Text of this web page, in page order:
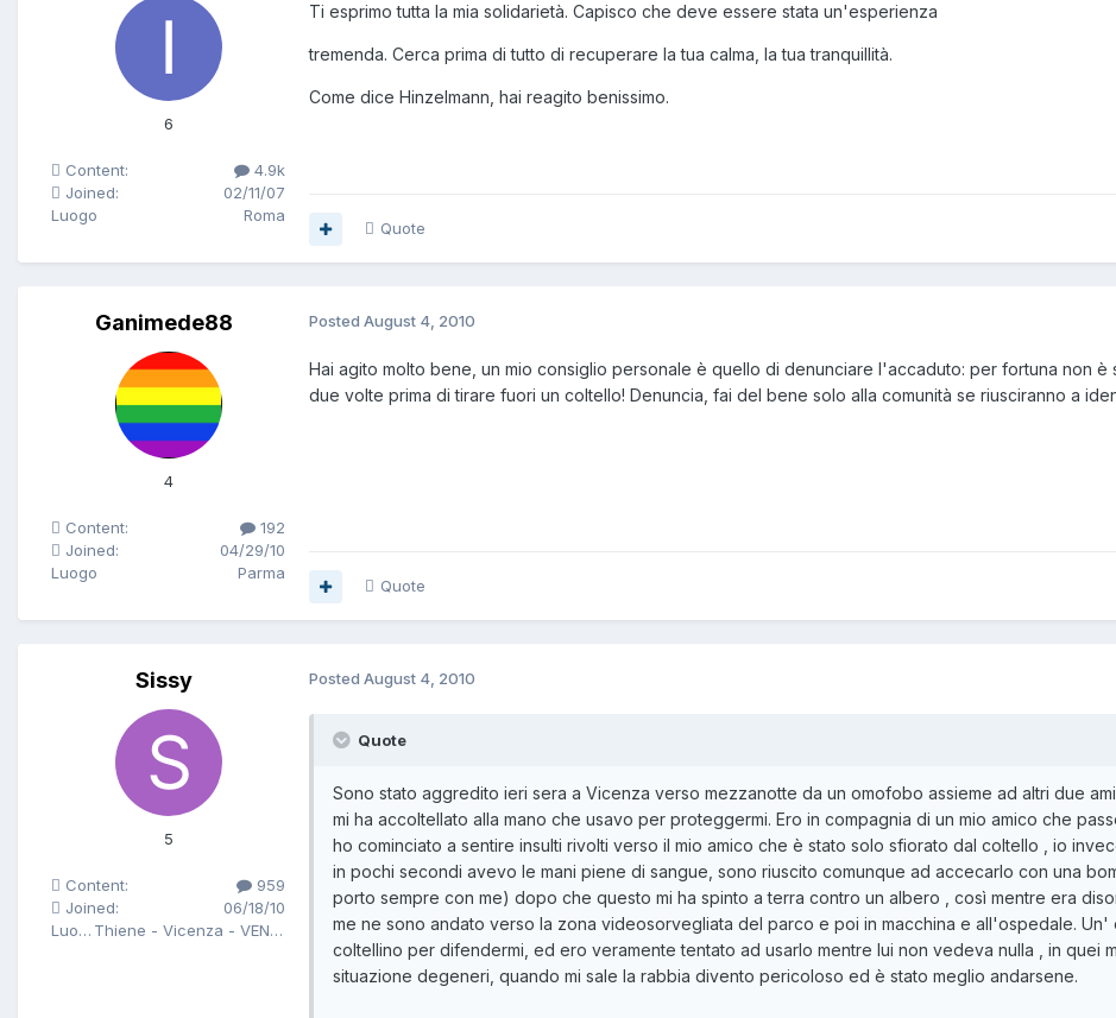
6
Content:
4.9k
Joined:
02/11/07
Luogo
Roma
Ti esprimo tutta la mia solidarietà. Capisco che deve essere stata un'esperienza
tremenda. Cerca prima di tutto di recuperare la tua calma, la tua tranquillità.
Come dice Hinzelmann, hai reagito benissimo.
Quote
Ganimede88
4
Content:
192
Joined:
04/29/10
Luogo
Parma
Posted August 4, 2010
Hai agito molto bene, un mio consiglio personale è quello di denunciare l'accaduto: per fortuna non
due volte prima di tirare fuori un coltello! Denuncia, fai del bene solo alla comunità se riusciranno a
Quote
Sissy
5
Content:
959
Joined:
06/18/10
Luogo
Thiene - Vicenza - VENETO
Posted August 4, 2010
Quote
Sono stato aggredito ieri sera a Vicenza verso mezzanotte da un omofobo assieme ad altri due
mi ha accoltellato alla mano che usavo per proteggermi. Ero in compagnia di un mio amico che
ho cominciato a sentire insulti rivolti verso il mio amico che è stato solo sfiorato dal coltello , io
in pochi secondi avevo le mani piene di sangue, sono riuscito comunque ad accecarlo con una
porto sempre con me) dopo che questo mi ha spinto a terra contro un albero , così mentre era
me ne sono andato verso la zona videosorvegliata del parco e poi in macchina e all'ospedale.
coltellino per difendermi, ed ero veramente tentato ad usarlo mentre lui non vedeva nulla , in quei
situazione degeneri, quando mi sale la rabbia divento pericoloso ed è stato meglio andarsene.